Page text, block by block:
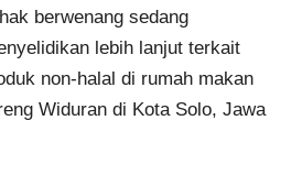
berwenang sedang
lebih lanjut terkait
non-halal di rumah makan
Widuran di Kota Solo, Jawa